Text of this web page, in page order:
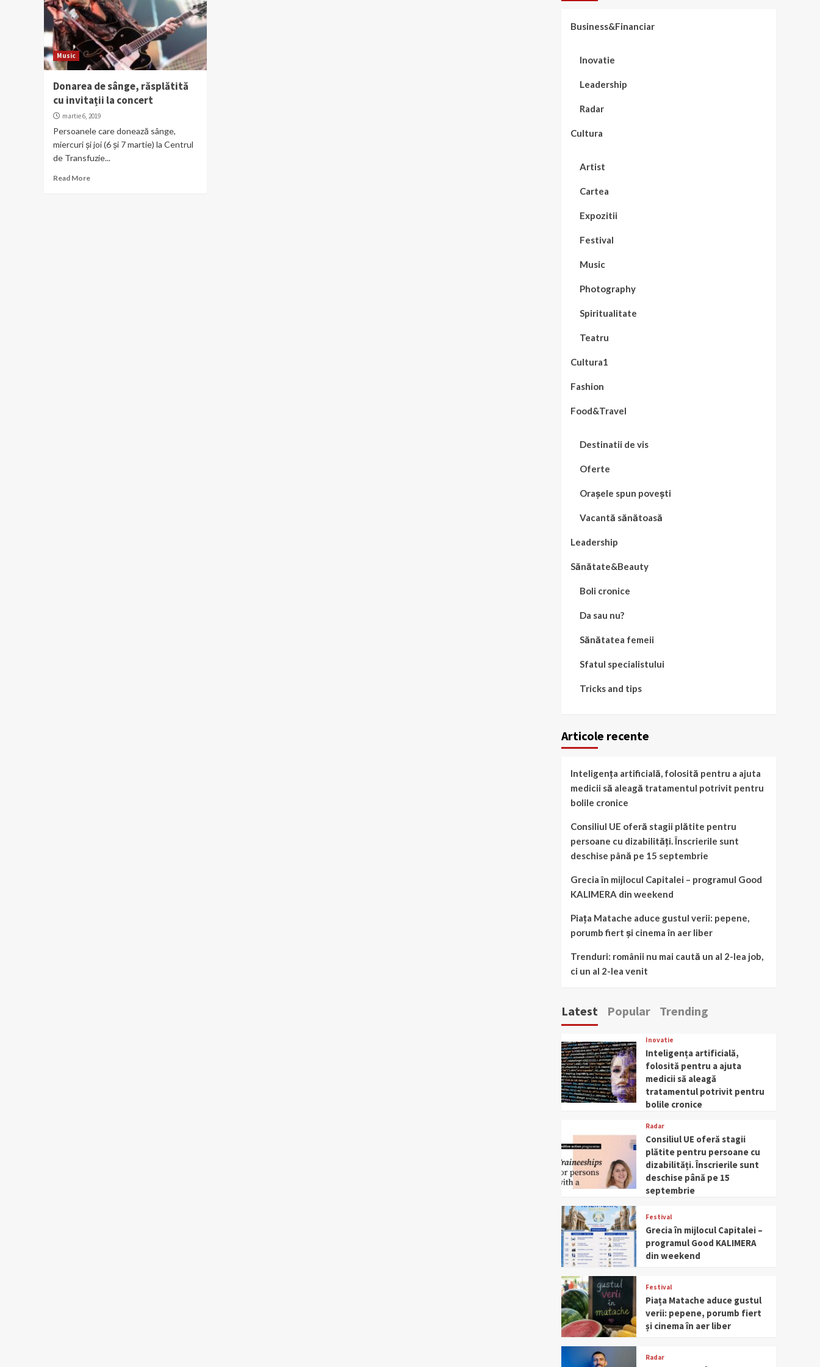
Music
Donarea de sânge, răsplătită
cu invitații la concert
martie 6, 2019
Persoanele care donează sânge,
miercuri și joi (6 și 7 martie) la Centrul
de Transfuzie...
Read More
Business&Financiar
Inovatie
Leadership
Radar
Cultura
Artist
Cartea
Expozitii
Festival
Music
Photography
Spiritualitate
Teatru
Cultura1
Fashion
Food&Travel
Destinatii de vis
Oferte
Orașele spun povești
Vacantă sănătoasă
Leadership
Sănătate&Beauty
Boli cronice
Da sau nu?
Sănătatea femeii
Sfatul specialistului
Tricks and tips
Articole recente
Inteligența artificială, folosită pentru a ajuta
medicii să aleagă tratamentul potrivit pentru
bolile cronice
Consiliul UE oferă stagii plătite pentru
persoane cu dizabilități. Înscrierile sunt
deschise până pe 15 septembrie
Grecia în mijlocul Capitalei – programul Good
KALIMERA din weekend
Piața Matache aduce gustul verii: pepene,
porumb fiert și cinema în aer liber
Trenduri: românii nu mai caută un al 2-lea job,
ci un al 2-lea venit
Latest Popular Trending
Inovatie
Inteligența artificială,
folosită pentru a ajuta
medicii să aleagă
tratamentul potrivit pentru
bolile cronice
Radar
Consiliul UE oferă stagii
plătite pentru persoane cu
dizabilități. Înscrierile sunt
deschise până pe 15
septembrie
Festival
Grecia în mijlocul Capitalei –
programul Good KALIMERA
din weekend
Festival
Piața Matache aduce gustul
verii: pepene, porumb fiert
și cinema în aer liber
Radar